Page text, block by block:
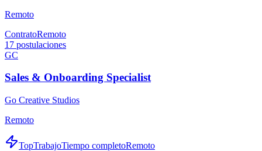
Remoto
ContratoRemoto
17 postulaciones
GC
Sales & Onboarding Specialist
Go Creative Studios
Remoto
TopTrabajoTiempo completoRemoto